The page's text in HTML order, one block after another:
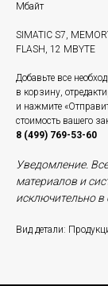
Мбайт
SIMATIC S7,
FLASH, 12 MBYTE
Добавьте все
в корзину,
и нажмите
стоимость вашего
8 (499) 769-53-60
Уведомление.
материалов и
исключительно в
Вид детали: